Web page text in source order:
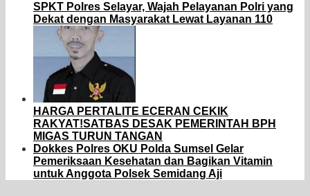
SPKT Polres Selayar, Wajah Pelayanan Polri yang
Dekat dengan Masyarakat Lewat Layanan 110
HARGA PERTALITE ECERAN CEKIK
RAKYAT!SATBAS DESAK PEMERINTAH BPH
MIGAS TURUN TANGAN
Dokkes Polres OKU Polda Sumsel Gelar
Pemeriksaan Kesehatan dan Bagikan Vitamin
untuk Anggota Polsek Semidang Aji